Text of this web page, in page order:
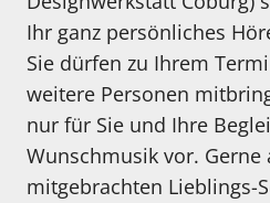
Ihr ganz persönliches
Sie dürfen zu Ihrem
weitere Personen
nur für Sie und Ihre
Wunschmusik vor. Gerne
mitgebrachten Lieblings-